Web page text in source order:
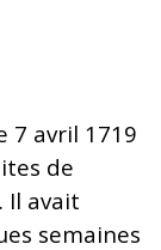
7 avril 1719
de
Il avait
semaines